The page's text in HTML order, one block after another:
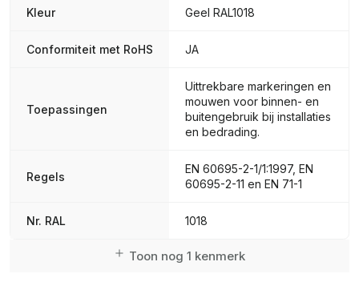
Kleur Geel RAL1018
Conformiteit met RoHS JA
Toepassingen
Uittrekbare markeringen en
mouwen voor binnen- en
buitengebruik bij installaties
en bedrading.
Regels
EN 60695-2-1/1:1997, EN
60695-2-11 en EN 71-1
Nr. RAL 1018
Toon nog 1 kenmerk